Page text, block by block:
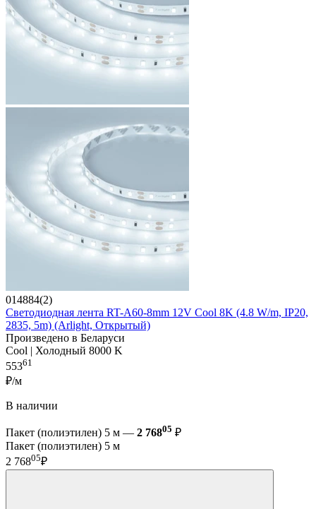
014884(2)
Светодиодная лента RT-A60-8mm 12V Cool 8K (4.8 W/m, IP20,
2835, 5m) (Arlight, Открытый)
Произведено в Беларуси
Cool | Холодный 8000 K
55361
₽/м
В наличии
Пакет (полиэтилен) 5 м — 2 76805 ₽
Пакет (полиэтилен) 5 м
2 76805₽